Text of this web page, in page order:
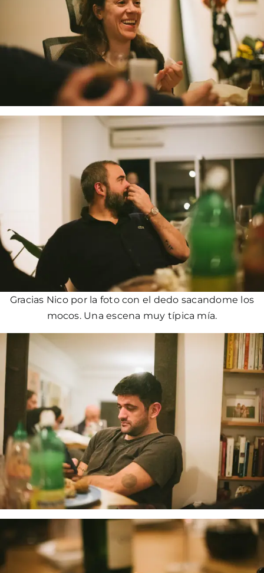
Gracias Nico por la foto con el dedo sacandome los
mocos. Una escena muy típica mía.